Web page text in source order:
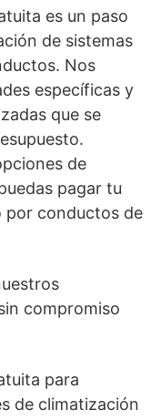
es un paso
de sistemas
Nos
específicas y
que se
de
pagar tu
por conductos de
compromiso
para
de climatización